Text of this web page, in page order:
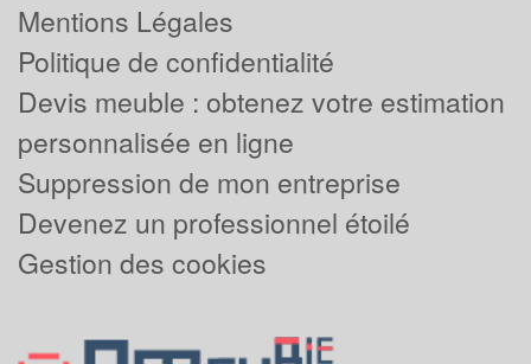
Mentions Légales
Politique de confidentialité
Devis meuble : obtenez votre estimation
personnalisée en ligne
Suppression de mon entreprise
Devenez un professionnel étoilé
Gestion des cookies